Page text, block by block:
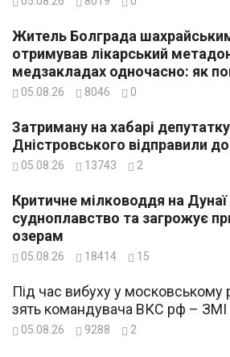
Житель Болграда
отримував лікарський
медзакладах одночасно: як
05.08.26 8046 0
Затриману на хабарі
Дністровського відправили
05.08.26 13743 2
Критичне мілководдя на Дунаї
судноплавство та загрожує
озерам
05.08.26 18414 15
Під час вибуху у московському
зять командувача ВКС рф – ЗМІ
05.08.26 9288 2